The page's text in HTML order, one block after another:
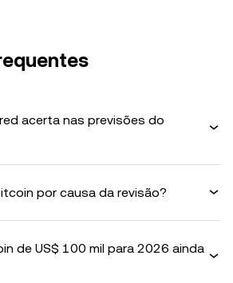
acerta nas previsões do
por causa da revisão?
de US$ 100 mil para 2026 ainda